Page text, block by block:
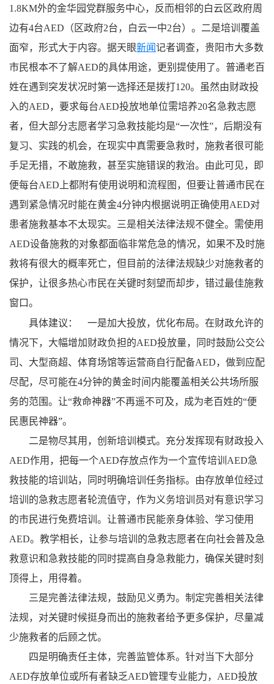
1.8KM外的金华园党群服务中心，反而相邻的白云区政府周
边有4台AED（区政府2台，白云一中2台）。二是培训覆盖
面窄，形式大于内容。据天眼新闻记者调查，贵阳市大多数
市民根本不了解AED的具体用途，更别提使用了。普通老百
姓在遇到突发状况时第一选择还是拨打120。虽然由财政投
入的AED，要求每台AED投放地单位需培养20名急救志愿
者，但大部分志愿者学习急救技能均是“一次性”，后期没有
复习、实践的机会，在现实中真需要急救时，施救者很可能
手足无措，不敢施救，甚至实施错误的救治。由此可见，即
便每台AED上都附有使用说明和流程图，但要让普通市民在
遇到紧急情况时能在黄金4分钟内根据说明正确使用AED对
患者施救基本不太现实。三是相关法律法规不健全。需使用
AED设备施救的对象都面临非常危急的情况，如果不及时施
救将有很大的概率死亡，但目前的法律法规缺少对施救者的
保护，让很多热心市民在关键时刻望而却步，错过最佳施救
窗口。
具体建议： 一是加大投放，优化布局。在财政允许的
情况下，大幅增加财政负担的AED投放量，同时鼓励公交公
司、大型商超、体育场馆等运营商自行配备AED，做到应配
尽配，尽可能在4分钟的黄金时间内能覆盖相关公共场所服
务的范围。让“救命神器”不再遥不可及，成为老百姓的“便
民惠民神器”。
二是物尽其用，创新培训模式。充分发挥现有财政投入
AED作用，把每一个AED存放点作为一个宣传培训AED急
救技能的培训站，同时明确培训任务指标。由存放单位经过
培训的急救志愿者轮流值守，作为义务培训员对有意识学习
的市民进行免费培训。让普通市民能亲身体验、学习使用
AED。教学相长，让参与培训的急救志愿者在向社会普及急
救意识和急救技能的同时提高自身急救能力，确保关键时刻
顶得上，用得着。
三是完善法律法规，鼓励见义勇为。制定完善相关法律
法规，对关键时候挺身而出的施救者给予更多保护，尽量减
少施救者的后顾之忧。
四是明确责任主体，完善监管体系。针对当下大部分
AED存放单位或所有者缺乏AED管理专业能力，AED投放